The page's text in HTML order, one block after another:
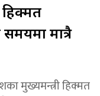
समयमा मात्रै
मुख्यमन्त्री हिक्मत